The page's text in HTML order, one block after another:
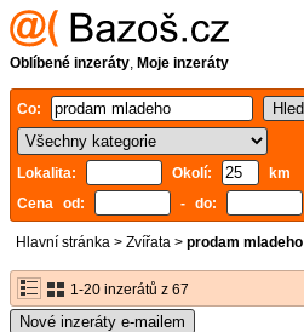
Oblíbené inzeráty, Moje inzeráty
Co:
Lokalita: Okolí:
km
Cena od:
- do:
Hlavní stránka > Zvířata > prodam mladeho
1-20 inzerátů z 67
Nové inzeráty e-mailem